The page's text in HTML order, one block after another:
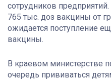
сотрудников
765 тыс. доз вакцины от
ожидается поступление
вакцины.
В краевом министерстве
очередь прививаться